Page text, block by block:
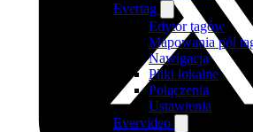
Evertag
Edytor tagów
Mapowania pól
Nawigacja
Pliki lokalne
Połączenia
Ustawienia
Evervideo